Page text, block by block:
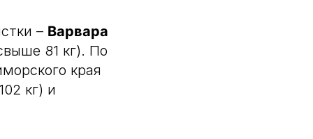
– Варвара
81 кг). По
края
кг) и